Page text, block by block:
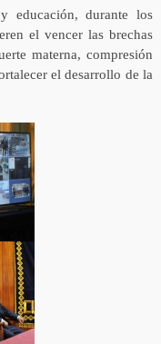
educación, durante los
el vencer las brechas
materna, compresión
el desarrollo de la